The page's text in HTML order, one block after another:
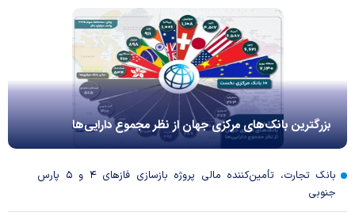
بزرگترین بانک‌های مرکزی جهان از نظر مجموع دارایی‌ها
بانک تجارت، تأمین‌کننده مالی پروژه بازسازی فاز‌های ۴ و ۵ پارس
جنوبی